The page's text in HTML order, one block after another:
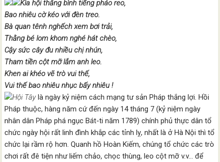
Kìa hội thăng bình tiếng pháo reo,
Bao nhiêu cờ kéo với đèn treo.
Bà quan tênh nghếch xem bơi trải,
Thằng bé lom khom nghé hát chèo,
Cậy sức cây đu nhiều chị nhún,
Tham tiền cột mỡ lắm anh leo.
Khen ai khéo vẽ trò vui thế,
Vui thế bao nhiêu nhục bấy nhiêu !
Hội Tây là ngày kỷ niệm cách mạng tư sản Pháp thắng lợi. Hồi
Pháp thuộc, hàng năm cứ đến ngày 14 tháng 7 (kỷ niệm ngày
nhân dân Pháp phá ngục Bát-ti năm 1789) chính phủ thực dân tổ
chức ngày hội rất linh đình khắp các tỉnh lỵ, nhất là ở Hà Nội thì tổ
chức lại rầm rộ hơn. Quanh hồ Hoàn Kiếm, chúng tổ chức các trò
chơi rất đê tiện như liếm chảo, chọc thùng, leo cột mỡ v.v… để